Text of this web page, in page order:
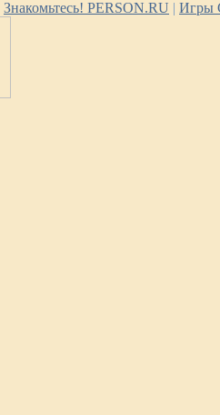
Знакомьтесь! PERSON.RU | Игры